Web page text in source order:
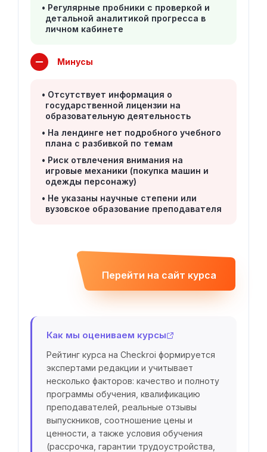
Регулярные пробники с проверкой и
детальной аналитикой прогресса в
личном кабинете
Минусы
Отсутствует информация о
государственной лицензии на
образовательную деятельность
На лендинге нет подробного учебного
плана с разбивкой по темам
Риск отвлечения внимания на
игровые механики (покупка машин и
одежды персонажу)
Не указаны научные степени или
вузовское образование преподавателя
Перейти на сайт курса
Как мы оцениваем курсы
Рейтинг курса на Checkroi формируется
экспертами редакции и учитывает
несколько факторов: качество и полноту
программы обучения, квалификацию
преподавателей, реальные отзывы
выпускников, соотношение цены и
ценности, а также условия обучения
(рассрочка, гарантии трудоустройства,